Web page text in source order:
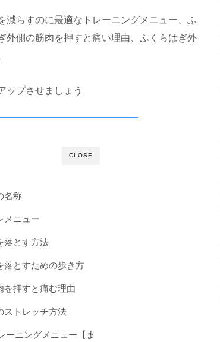
減らすのに最適なトレーニングメニュー、ふ
外側の筋肉を押すと痛い理由、ふくらはぎ外
ップさせましょう
CLOSE
名称
メニュー
落とす方法
落とすための歩き方
を押すと痛む理由
ストレッチ方法
ーニングメニュー【ま